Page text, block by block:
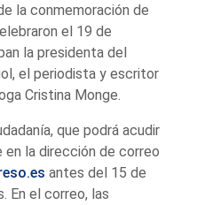
la conmemoración de
el 19 de
la presidenta del
el periodista y escritor
Cristina Monge.
que podrá acudir
la dirección de correo
antes del 15 de
En el correo, las